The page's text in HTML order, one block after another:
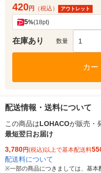
420円 （税込） アウトレット
5%(18pt)
在庫あり 数量 1
カー
配送情報・送料について
この商品はLOHACOが販売・
最短翌日お届け
3,780円(税込)以上で基本配送料
配送料について
※一部の商品につきましては、基本